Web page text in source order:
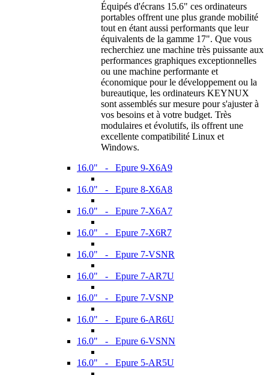
Équipés d'écrans 15.6" ces ordinateurs
portables offrent une plus grande mobilité
tout en étant aussi performants que leur
équivalents de la gamme 17". Que vous
recherchiez une machine très puissante aux
performances graphiques exceptionnelles
ou une machine performante et
économique pour le développement ou la
bureautique, les ordinateurs KEYNUX
sont assemblés sur mesure pour s'ajuster à
vos besoins et à votre budget. Très
modulaires et évolutifs, ils offrent une
excellente compatibilité Linux et
Windows.
16.0" - Epure 9-X6A9
16.0" - Epure 8-X6A8
16.0" - Epure 7-X6A7
16.0" - Epure 7-X6R7
16.0" - Epure 7-VSNR
16.0" - Epure 7-AR7U
16.0" - Epure 7-VSNP
16.0" - Epure 6-AR6U
16.0" - Epure 6-VSNN
16.0" - Epure 5-AR5U